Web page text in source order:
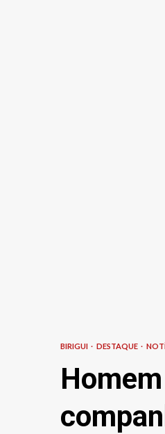
BIRIGUI DESTAQUE